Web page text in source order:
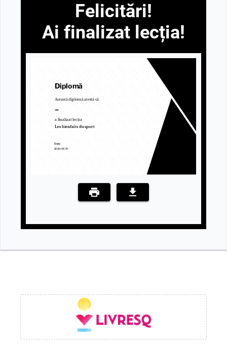
Felicitări!
Ai finalizat lecția!
Diplomă
Această diplomă atestă că
–
a finalizat lecția
Les bienfaits du sport
Data
2026-08-10